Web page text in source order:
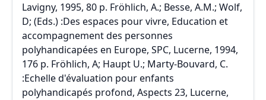
Lavigny, 1995, 80 p. Fröhlich, A.; Besse, A.M.; Wolf,
D; (Eds.) :Des espaces pour vivre, Education et
accompagnement des personnes
polyhandicapées en Europe, SPC, Lucerne, 1994,
176 p. Fröhlich, A; Haupt U.; Marty-Bouvard, C.
:Echelle d'évaluation pour enfants
polyhandicapés profond, Aspects 23, Lucerne,